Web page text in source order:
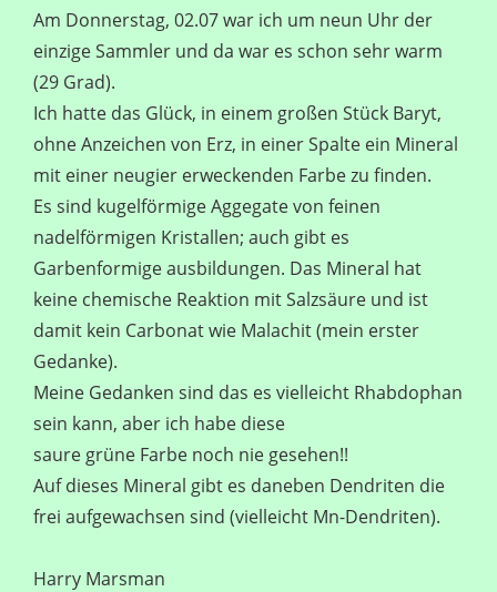
Am Donnerstag, 02.07 war ich um neun Uhr der
einzige Sammler und da war es schon sehr warm
(29 Grad).
Ich hatte das Glück, in einem großen Stück Baryt,
ohne Anzeichen von Erz, in einer Spalte ein Mineral
mit einer neugier erweckenden Farbe zu finden.
Es sind kugelförmige Aggegate von feinen
nadelförmigen Kristallen; auch gibt es
Garbenformige ausbildungen. Das Mineral hat
keine chemische Reaktion mit Salzsäure und ist
damit kein Carbonat wie Malachit (mein erster
Gedanke).
Meine Gedanken sind das es vielleicht Rhabdophan
sein kann, aber ich habe diese
saure grüne Farbe noch nie gesehen!!
Auf dieses Mineral gibt es daneben Dendriten die
frei aufgewachsen sind (vielleicht Mn-Dendriten).
Harry Marsman